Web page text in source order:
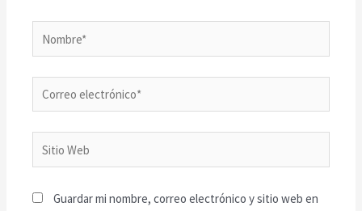
Guardar mi nombre, correo electrónico y sitio web en